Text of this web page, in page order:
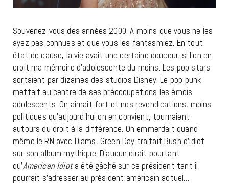
Souvenez-vous des années 2000. A moins que vous ne les
ayez pas connues et que vous les fantasmiez. En tout
état de cause, la vie avait une certaine douceur, si l’on en
croit ma mémoire d’adolescente du moins. Les pop stars
sortaient par dizaines des studios Disney. Le pop punk
mettait au centre de ses préoccupations les émois
adolescents. On aimait fort et nos revendications, moins
politiques qu’aujourd’hui on en convient, tournaient
autours du droit à la différence. On emmerdait quand
même le RN avec Diams, Green Day traitait Bush d’idiot
sur son album mythique. D’aucun dirait pourtant
qu’American Idiota été gâché sur ce président tant il
pourrait s’adresser au président américain actuel…